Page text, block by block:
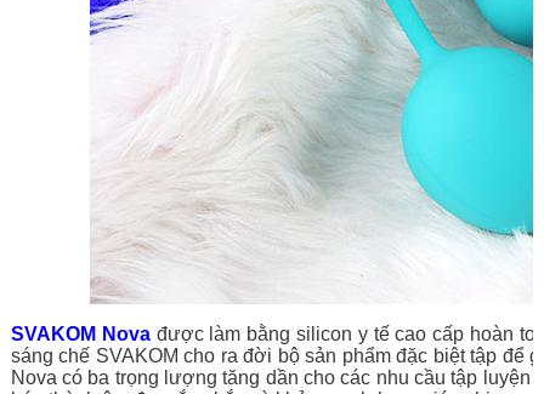
SVAKOM Novađược làm bằng silicon y tế cao cấp hoàn
sáng chế SVAKOM cho ra đời bộ sản phẩm đặc biệt tập
Nova có ba trọng lượng tăng dần cho các nhu cầu tập